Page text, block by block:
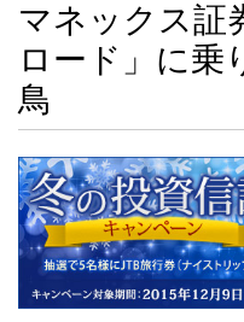
マネックス証
ロード」に乗
鳥